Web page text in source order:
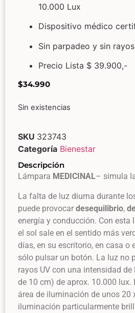
10.000 Lux
Dispositivo médico
Sin parpadeo y sin
Precio Lista $ 39.900,-
$34.990
Sin existencias
SKU 323743
Categoría Bienestar
Descripción
Lámpara MEDICINAL– simula
La falta de luz diurna durante
puede provocar desequilibrio,
energía y conducción. Con esta
el sol sale en el sentido más
días, en su escritorio, en casa o
sólo pulsar un botón. La luz no
rayos UV con una intensidad
de 10 cm) de aprox. 10.000 lux.
área de iluminación de unos 20
iluminación particularmente